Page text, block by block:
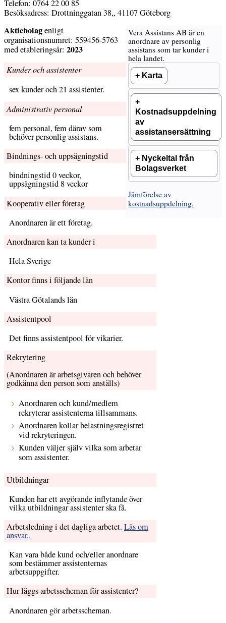
Telefon: 0764 22 00 85
Besöksadress: Drottninggatan 38,, 41107 Göteborg
Vera Assistans AB är en
anordnare av personlig
assistans som tar kunder i
hela landet.
Karta
Kostnadsuppdelning
av
assistansersättning
Nyckeltal från
Bolagsverket
Jämförelse av
kostnadsuppdelning.
Aktiebolagenligt
organisationsnumret: 559456-5763
med etableringsår:2023
Kunder och assistenter
sex kunder och 21 assistenter.
Administrativ personal
fem personal, fem därav som
behöver personlig assistans.
Bindnings- och uppsägningstid
bindningstid 0 veckor,
uppsägningstid 8 veckor
Kooperativ eller företag
Anordnaren är ett företag.
Anordnaren kan ta kunder i
Hela Sverige
Kontor finns i följande län
Västra Götalands län
Assistentpool
Det finns assistentpool för vikarier.
Rekrytering
(Anordnaren är arbetsgivaren och behöver
godkänna den person som anställs)
Anordnaren och kund/medlem
rekryterar assistenterna tillsammans.
Anordnaren kollar belastningsregistret
vid rekryteringen.
Kunden väljer själv vilka som arbetar
som assistenter.
Utbildningar
Kunden har ett avgörande inflytande över
vilka utbildningar assistenter ska få.
Arbetsledning i det dagliga arbetet.Läs om
ansvar..
Kan vara både kund och/eller anordnare
som bestämmer assistenternas
arbetsuppgifter.
Hur läggs arbetsscheman för assistenter?
Anordnaren gör arbetsscheman.